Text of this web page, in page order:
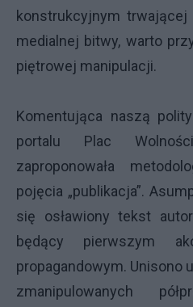
konstrukcyjnym
medialnej bitwy, warto
piętrowej manipulacji.
Komentująca naszą
portalu Plac
zaproponowała
pojęcia „publikacja”.
się osławiony tekst
będący pierwszym
propagandowym. Unisono
zmanipulowanych